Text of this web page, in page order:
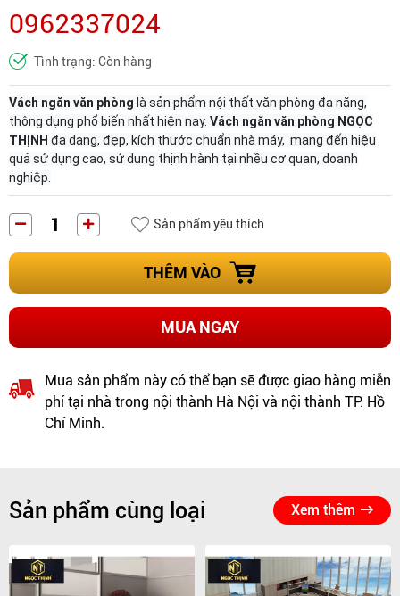
0962337024
Tình trạng: Còn hàng
Vách ngăn văn phòng là sản phẩm nội thất văn phòng đa năng,
thông dụng phổ biến nhất hiện nay. Vách ngăn văn phòng NGỌC
THỊNH đa dạng, đẹp, kích thước chuẩn nhà máy, mang đến hiệu
quả sử dụng cao, sử dụng thịnh hành tại nhều cơ quan, doanh
nghiệp.
Sản phẩm yêu thích
THÊM VÀO
MUA NGAY
Mua sản phẩm này có thể bạn sẽ được giao hàng miễn
phí tại nhà trong nội thành Hà Nội và nội thành TP. Hồ
Chí Minh.
Sản phẩm cùng loại Xem thêm